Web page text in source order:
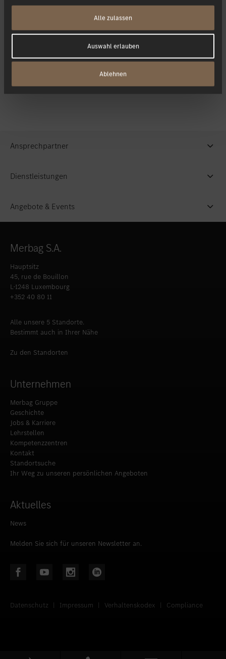
Alle zulassen
Auswahl erlauben
Ablehnen
Kontakt
Ansprechpartner
Dienstleistungen
Angebote & Events
Merbag S.A.
Hauptsitz
45, rue de Bouillon
L-1248 Luxembourg
+352 40 80 11
Alle unsere 5 Standorte.
Bestimmt auch in Ihrer Nähe
Zu den Standorten
Unternehmen
Merbag Gruppe
Geschichte
Jobs & Karriere
Lehrstellen
Kompetenzzentren
Kontakt
Standortsuche
Ihr Weg zu unseren persönlichen Angeboten
Aktuelles
News
Melden Sie sich für unseren Newsletter an.
Datenschutz | Impressum | Verhaltenskodex | Compliance